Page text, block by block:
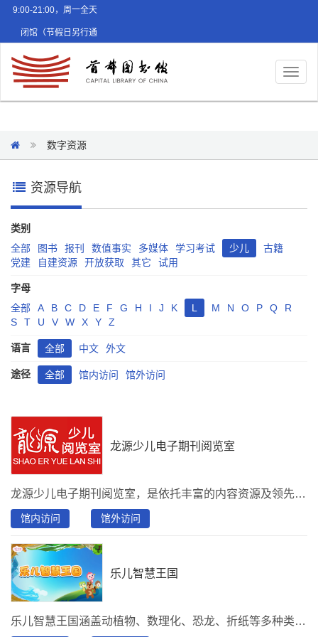
9:00-21:00，周一全天
闭馆（节假日另行通
数字资源
资源导航
类别
全部
图书 报刊 数值事实 多媒体 学习考试 少儿
古籍
党建
自建资源 开放获取 其它 试用
字母
全部
A B C D E F G H I J K L M N O P Q
R
S
T U V W X Y Z
语言 全部 中文 外文
途径 全部 馆内访问 馆外访问
龙源少儿电子期刊阅览室
龙源少儿电子期刊阅览室，是依托丰富的内容资源及领先的技术精心打造的一款，为少儿、教师、家长联合创建的课外综合类阅读平台。阅览室有助于青少年课外兴趣培养、教师授课和家长教育指导。分别有教育教学、少儿天地、 学生博览、健康生活、课外活动、快乐成长、学习辅导、大众阅读8大分类，资源包含500种期刊、100集音频和500种图书，推荐刊物：《读者》、《意林》、《百科知识》、《大自然探索》、《青春期健康》、《十月少年文学》、《军事文摘》、《世界博览》、《少年博览》、《中学生百科》 、《儿童故事画报》、……
馆内访问 馆外访问
乐儿智慧王国
乐儿智慧王国涵盖动植物、数理化、恐龙、折纸等多种类别，向少儿趣味讲解多种知识，陪伴孩子开启广阔未来。